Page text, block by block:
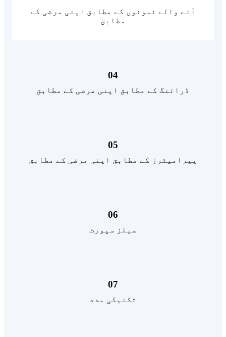
آنے والے نمونوں کے مطابق اپنی مرضی کے
مطابق
04
ڈرائنگ کے مطابق اپنی مرضی کے مطابق
05
پیرامیٹرز کے مطابق اپنی مرضی کے مطابق
06
سیلز سپورٹ
07
تکنیکی مدد